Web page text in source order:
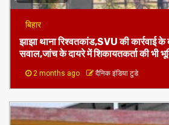
बिहार
झाझा थाना रिश्वतकांड,SVU की कार्रवाई
सवाल,जांच के दायरे में शिकायतकर्ता की भी
2 months ago दैनिक इंडिया टुडे